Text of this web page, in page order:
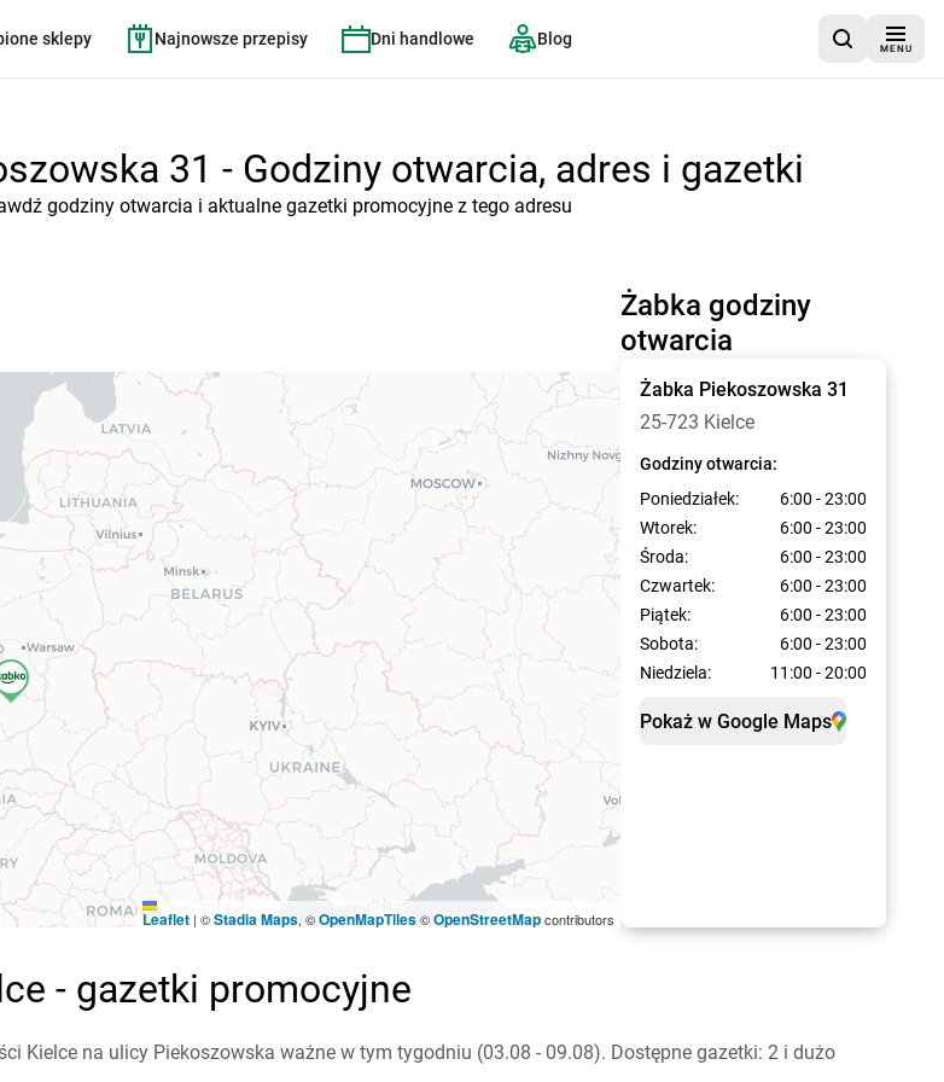
sklepy Najnowsze przepisy Dni handlowe Blog
MENU
31 - Godziny otwarcia, adres i gazetki
godziny otwarcia i aktualne gazetki promocyjne z tego adresu
Żabka godziny
otwarcia
Żabka Piekoszowska 31
25-723 Kielce
Godziny otwarcia:
Poniedziałek:
6:00 - 23:00
Wtorek:
6:00 - 23:00
Środa:
6:00 - 23:00
Czwartek:
6:00 - 23:00
Piątek:
6:00 - 23:00
Sobota:
6:00 - 23:00
Niedziela:
11:00 - 20:00
Pokaż w Google Maps
Leaflet | ©Stadia Maps, ©OpenMapTiles©OpenStreetMapcontributors
- gazetki promocyjne
Kielce na ulicy Piekoszowska ważne w tym tygodniu (03.08 - 09.08). Dostępne gazetki: 2 i dużo